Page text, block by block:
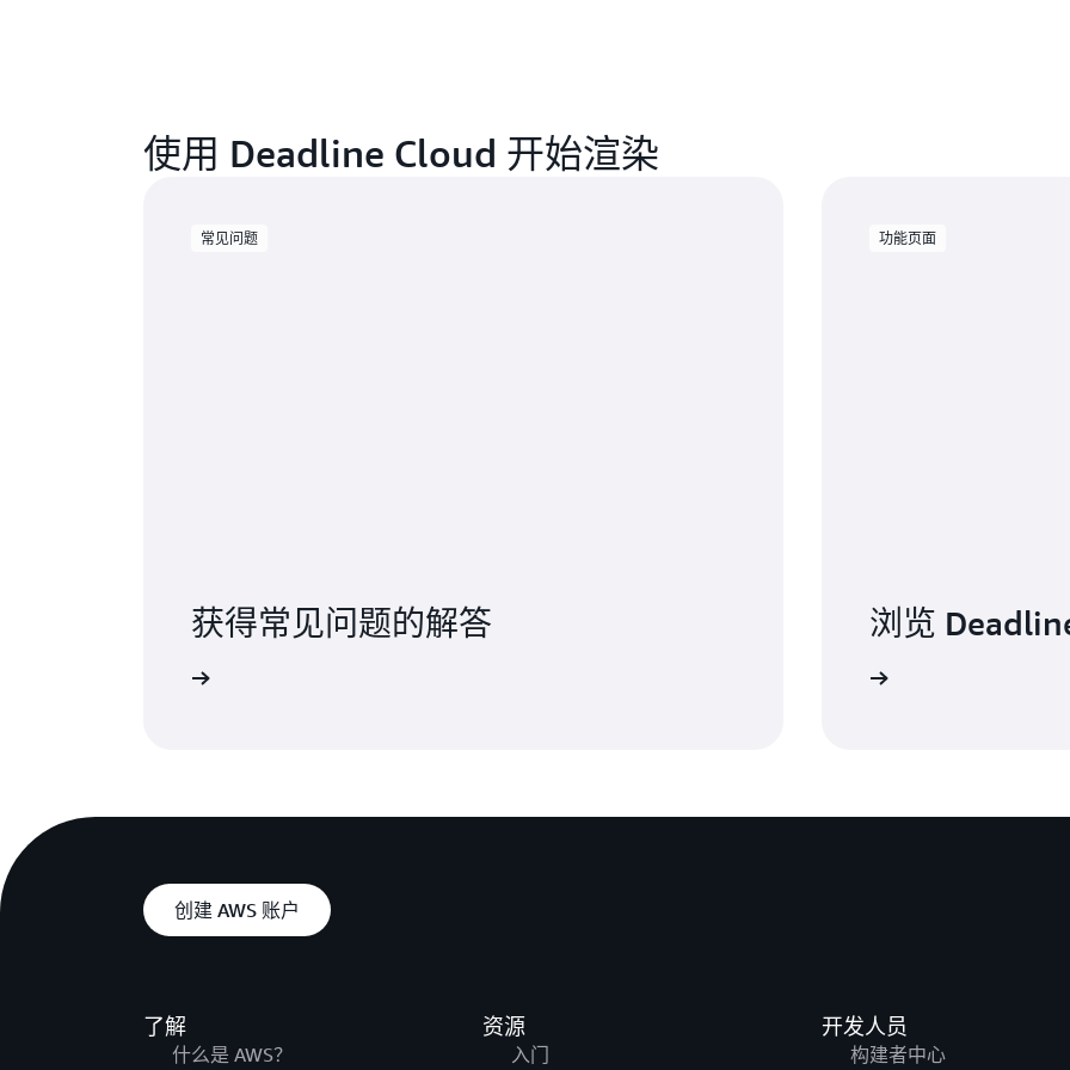
使用 Deadline Cloud 开始渲染
常见问题
获得常见问题的解答
功能页面
浏览
创建 AWS 账户
了解
什么是 AWS？
资源
入门
开发人员
构建者中心